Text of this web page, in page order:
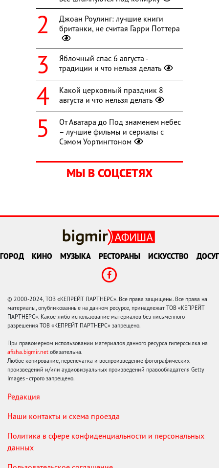
Джоан Роулинг: лучшие книги
британки, не считая Гарри Поттера
Яблочный спас 6 августа -
традиции и что нельзя делать
Какой церковный праздник 8
августа и что нельзя делать
От Аватара до Под знаменем небес
– лучшие фильмы и сериалы с
Сэмом Уортингтоном
МЫ В СОЦСЕТЯХ
ГОРОД КИНО МУЗЫКА РЕСТОРАНЫ ИСКУССТВО ДОСУГ
© 2000-2024, ТОВ «КЕПРЕЙТ ПАРТНЕРС». Все права защищены. Все права на
материалы, опубликованные на данном ресурсе, принадлежат ТОВ «КЕПРЕЙТ
ПАРТНЕРС». Какое-либо использование материалов без письменного
разрешения ТОВ «КЕПРЕЙТ ПАРТНЕРС» запрещено.
При правомерном использовании материалов данного ресурса гиперссылка на
afisha.bigmir.net обязательна.
Любое копирование, перепечатка и воспроизведение фотографических
произведений и/или аудиовизуальных произведений правообладателя Getty
Images - строго запрещено.
Редакция
Наши контакты и схема проезда
Политика в сфере конфиденциальности и персональных
данных